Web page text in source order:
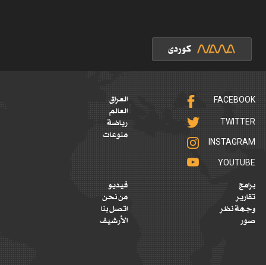
FACEBOOK
TWITTER
INSTAGRAM
YOUTUBE
العراق
العالم
رياضة
منوعات
برامج
تقارير
وجهة نظر
صور
فيديو
من نحن
اتصل بنا
الأرشيف